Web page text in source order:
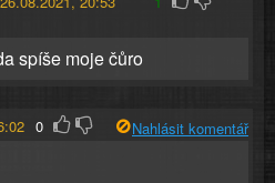
spíše moje čůro
0 Nahlásit komentář